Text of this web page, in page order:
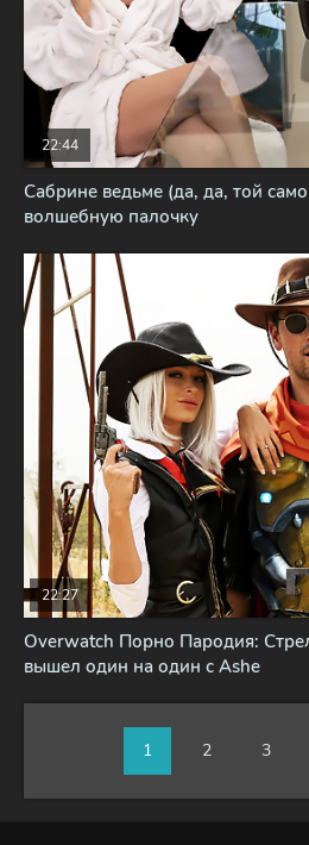
Сабрине ведьме (да, да, той
волшебную палочку
22:44
Overwatch Порно Пародия:
вышел один на один с Ashe
22:27
1 2 3